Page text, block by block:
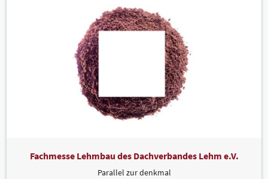
Fachmesse Lehmbau des Dachverbandes Lehm e.V.
Parallel zur denkmal